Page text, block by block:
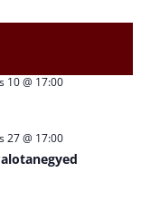
10 @ 17:00
27 @ 17:00